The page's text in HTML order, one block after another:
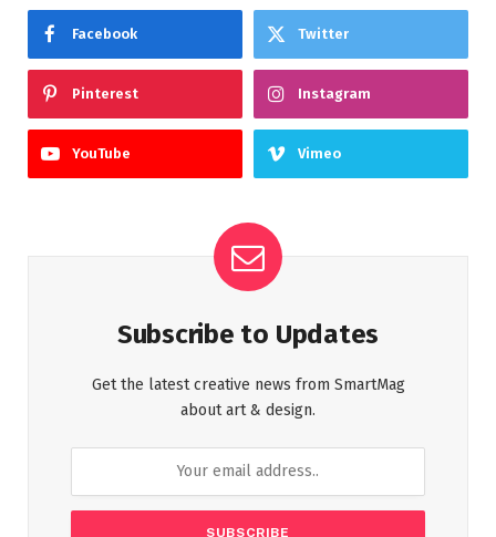
Facebook Twitter
Pinterest Instagram
YouTube Vimeo
Subscribe to Updates
Get the latest creative news from SmartMag
about art & design.